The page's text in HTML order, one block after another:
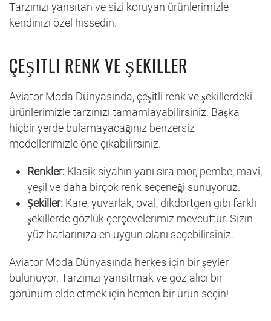
Tarzınızı yansıtan ve sizi koruyan ürünlerimizle
kendinizi özel hissedin.
ÇEŞITLI RENK VE ŞEKILLER
Aviator Moda Dünyasında, çeşitli renk ve şekillerdeki
ürünlerimizle tarzınızı tamamlayabilirsiniz. Başka
hiçbir yerde bulamayacağınız benzersiz
modellerimizle öne çıkabilirsiniz.
Renkler: Klasik siyahın yanı sıra mor, pembe, mavi,
yeşil ve daha birçok renk seçeneği sunuyoruz.
Şekiller: Kare, yuvarlak, oval, dikdörtgen gibi farklı
şekillerde gözlük çerçevelerimiz mevcuttur. Sizin
yüz hatlarınıza en uygun olanı seçebilirsiniz.
Aviator Moda Dünyasında herkes için bir şeyler
bulunuyor. Tarzınızı yansıtmak ve göz alıcı bir
görünüm elde etmek için hemen bir ürün seçin!